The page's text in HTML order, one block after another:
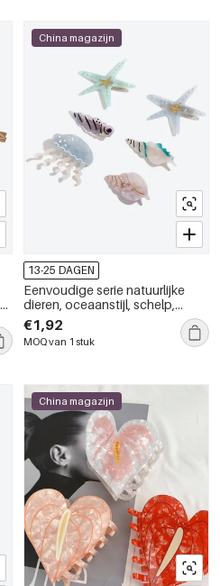
China magazijn
13-25 DAGEN
Eenvoudige serie natuurlijke
dieren, oceaanstijl, schelp,
zeester, acetaat haarclips
€1,92
MOQ van 1 stuk
China magazijn